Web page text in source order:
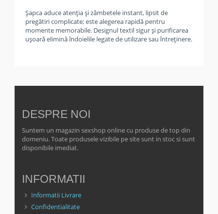
Șapca aduce atenția și zâmbetele instant, lipsit de
pregătiri complicate; este alegerea rapidă pentru
momente memorabile. Designul textil sigur și purificarea
ușoară elimină îndoielile legate de utilizare sau întreținere.
DESPRE NOI
Suntem un magazin sexshop online cu produse de top din
domeniu. Toate produsele vizibile pe site sunt in stoc si sunt
disponibile imediat.
INFORMATII
Informatii Livrare
Confidentialitate